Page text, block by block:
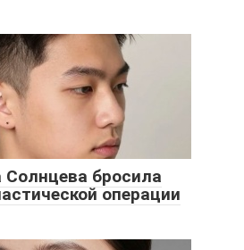
Солнцева бросила
операции